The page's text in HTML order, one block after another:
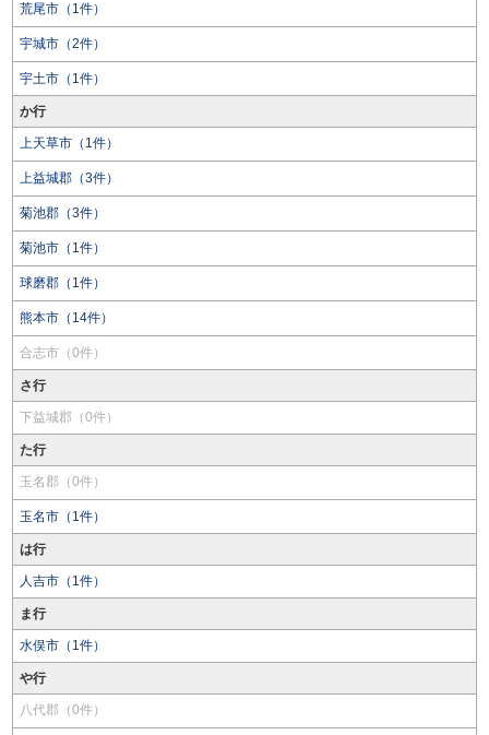
荒尾市（1件）
宇城市（2件）
宇土市（1件）
か行
上天草市（1件）
上益城郡（3件）
菊池郡（3件）
菊池市（1件）
球磨郡（1件）
熊本市（14件）
合志市（0件）
さ行
下益城郡（0件）
た行
玉名郡（0件）
玉名市（1件）
は行
人吉市（1件）
ま行
水俣市（1件）
や行
八代郡（0件）